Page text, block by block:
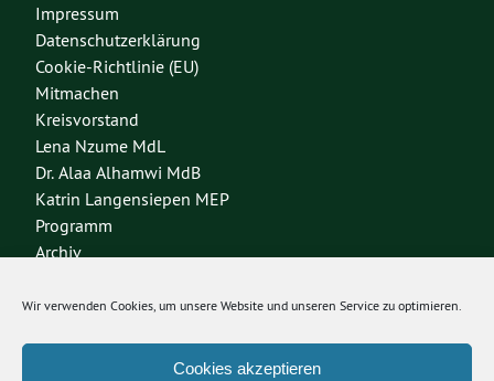
Wir verwenden Cookies, um unsere Website und unseren Service zu optimieren.
Cookies akzeptieren
Impressum
Datenschutzerklärung
Cookie-Richtlinie (EU)
Mitmachen
Kreisvorstand
Lena Nzume MdL
Dr. Alaa Alhamwi MdB
Katrin Langensiepen MEP
Programm
Archiv
Bundesverband
Bundestagsfraktion